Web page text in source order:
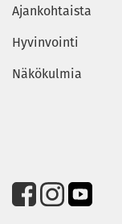
Ajankohtaista
Hyvinvointi
Näkökulmia